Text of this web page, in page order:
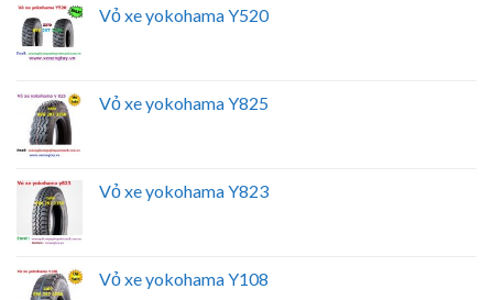
Vỏ xe yokohama Y520
Vỏ xe yokohama Y825
Vỏ xe yokohama Y823
Vỏ xe yokohama Y108